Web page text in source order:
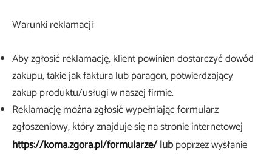
Warunki reklamacji:
Aby zgłosić reklamację, klient powinien dostarczyć dowód
zakupu, takie jak faktura lub paragon, potwierdzający
zakup produktu/usługi w naszej firmie.
Reklamację można zgłosić wypełniając formularz
zgłoszeniowy, który znajduje się na stronie internetowej
https://koma.zgora.pl/formularze/lubpoprzez wysłanie